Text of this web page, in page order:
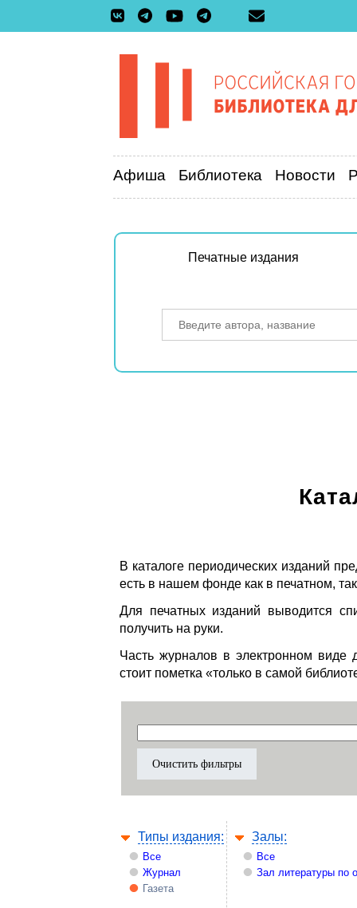
Афиша Библиотека Новости
Печатные издания
В каталоге периодических изданий
есть в нашем фонде как в печатном,
Для печатных изданий выводится
получить на руки.
Часть журналов в электронном виде
стоит пометка «только в самой
Типы издания:
Все
Журнал
Газета
Залы:
Все
Зал литературы по